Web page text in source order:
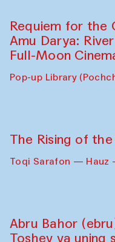
Caique Tizzi
Full-Moon
Pop-up Library